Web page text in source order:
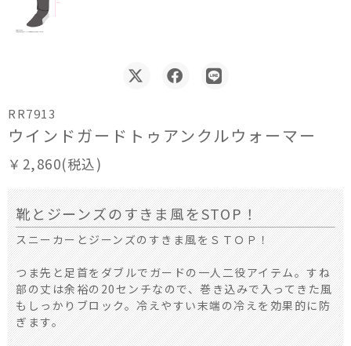
RR7913
ウインドガードトゥアンクルウォーマー
￥2,860(税込)
靴とジーンズのすきま風をSTOP！
スニーカーとジーンズのすきま風をＳＴＯＰ！
つま先と足首をダブルでガードの一人二役アイテム。すね
部の丈は余裕の20センチなので、巻き込みで入ってきた風
もしっかりブロック。冷えやすい末端の冷えを効果的に防
ぎます。